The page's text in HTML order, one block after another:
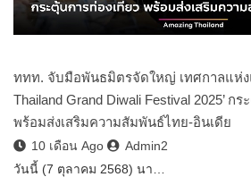
ททท. จับมือพันธมิตรจัดใหญ่ เทศกาลแห่ง
Thailand Grand Diwali Festival 2025’ ก
พร้อมส่งเสริมความสัมพันธ์ไทย-อินเดีย
10 เดือน Ago
Admin2
วันนี้ (7 ตุลาคม 2568) นา…